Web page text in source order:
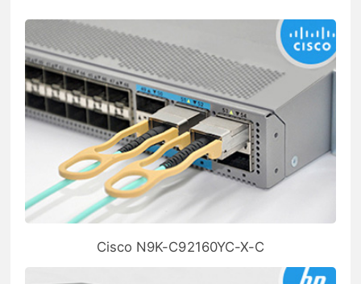
Cisco N9K-C92160YC-X-C